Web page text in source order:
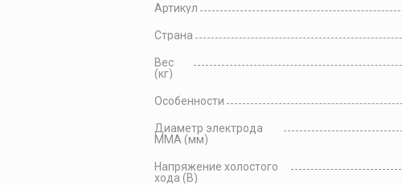
Артикул
Страна
Вес
(кг)
Особенности
Диаметр электрода
MMA (мм)
Напряжение холостого
хода (В)